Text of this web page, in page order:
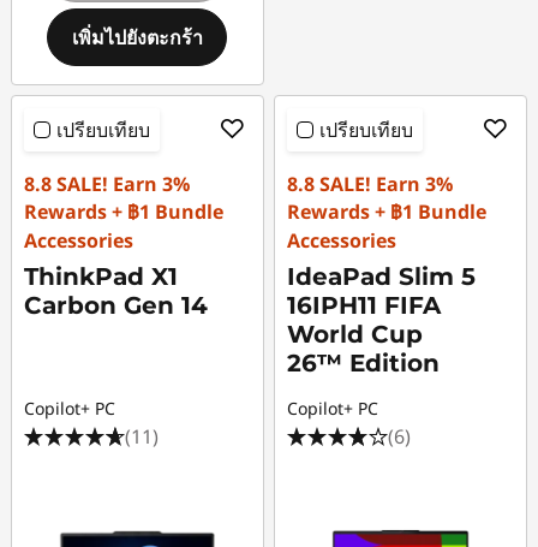
เพิ่มไปยังตะกร้า
เปรียบเทียบ
8.8 SALE! Earn 3%
Rewards + ฿1 Bundle
Accessories
ThinkPad X1
Carbon Gen 14
Copilot+ PC
(11)
เปรียบเทียบ
8.8 SALE! Earn 3%
Rewards + ฿1 Bundle
Accessories
IdeaPad Slim 5
16IPH11 FIFA
World Cup
26™ Edition
Copilot+ PC
(6)